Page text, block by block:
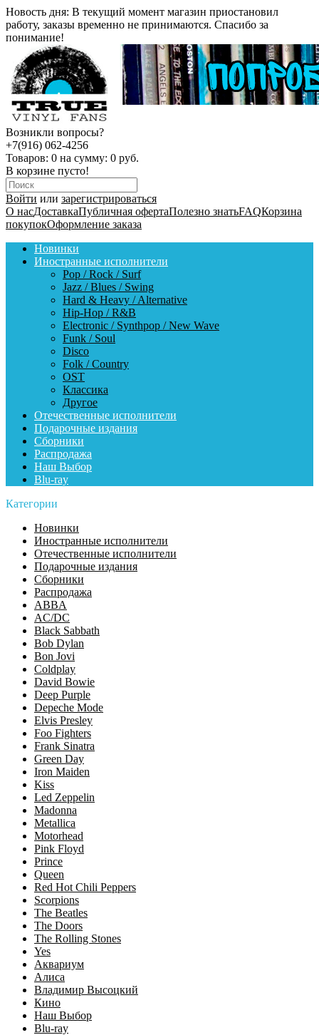
Новость дня: В текущий момент магазин приостановил
работу, заказы временно не принимаются. Спасибо за
понимание!
Возникли вопросы?
+7(916) 062-4256
Товаров: 0 на сумму: 0 руб.
В корзине пусто!
Войти или зарегистрироваться
О насДоставкаПубличная офертаПолезно знатьFAQКорзина
покупокОформление заказа
Новинки
Иностранные исполнители
Pop / Rock / Surf
Jazz / Blues / Swing
Hard & Heavy / Alternative
Hip-Hop / R&B
Electronic / Synthpop / New Wave
Funk / Soul
Disco
Folk / Country
OST
Классика
Другое
Отечественные исполнители
Подарочные издания
Сборники
Распродажа
Наш Выбор
Blu-ray
Категории
Новинки
Иностранные исполнители
Отечественные исполнители
Подарочные издания
Сборники
Распродажа
ABBA
AC/DC
Black Sabbath
Bob Dylan
Bon Jovi
Coldplay
David Bowie
Deep Purple
Depeche Mode
Elvis Presley
Foo Fighters
Frank Sinatra
Green Day
Iron Maiden
Kiss
Led Zeppelin
Madonna
Metallica
Motorhead
Pink Floyd
Prince
Queen
Red Hot Chili Peppers
Scorpions
The Beatles
The Doors
The Rolling Stones
Yes
Аквариум
Алиса
Владимир Высоцкий
Кино
Наш Выбор
Blu-ray